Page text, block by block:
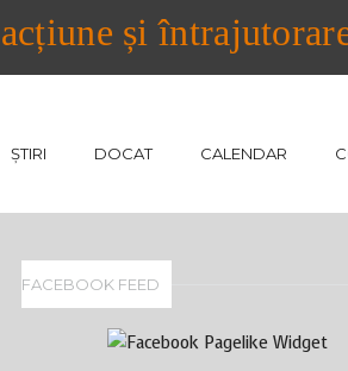
și
ȘTIRI DOCAT CALENDAR
FACEBOOK FEED